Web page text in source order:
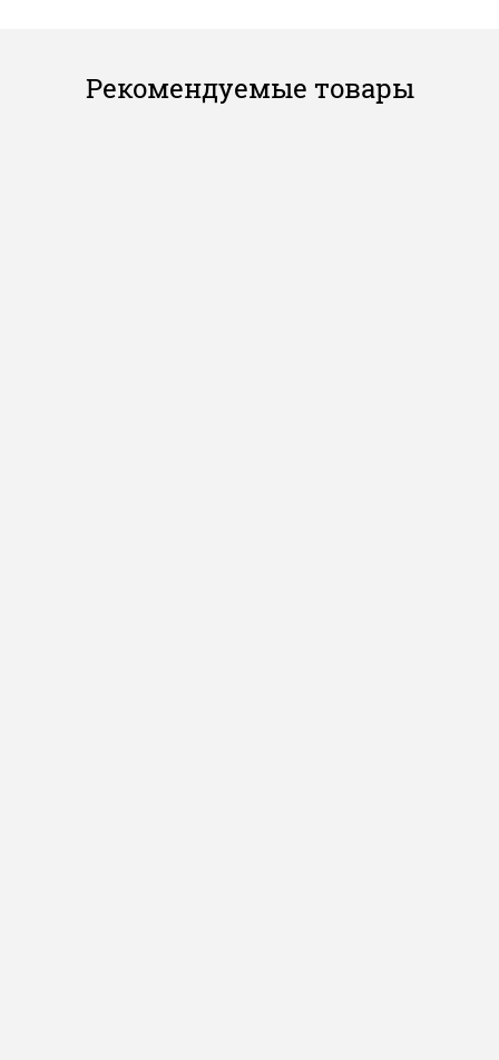
Рекомендуемые товары